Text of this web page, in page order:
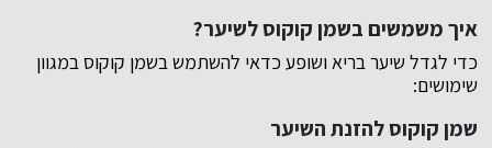
איך משמשים בשמן קוקוס לשיער?
כדי לגדל שיער בריא ושופע כדאי להשתמש בשמן קוקוס במגוון
שימושים:
שמן קוקוס להזנת השיער